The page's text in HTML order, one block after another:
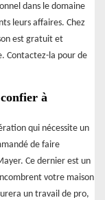
dans le domaine
leurs affaires. Chez
est gratuit et
Contactez-la pour de
à
qui nécessite un
de faire
Ce dernier est un
votre maison
un travail de pro,